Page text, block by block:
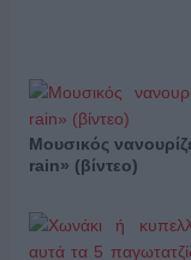
Μουσικός
rain» (βίντεο)